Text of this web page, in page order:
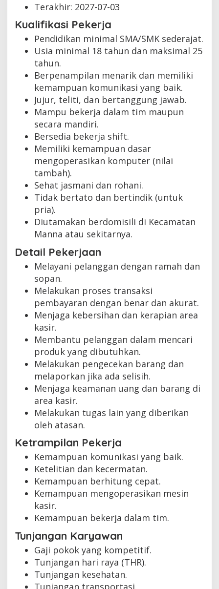
Terakhir: 2027-07-03
Kualifikasi Pekerja
Pendidikan minimal SMA/SMK sederajat.
Usia minimal 18 tahun dan maksimal 25
tahun.
Berpenampilan menarik dan memiliki
kemampuan komunikasi yang baik.
Jujur, teliti, dan bertanggung jawab.
Mampu bekerja dalam tim maupun
secara mandiri.
Bersedia bekerja shift.
Memiliki kemampuan dasar
mengoperasikan komputer (nilai
tambah).
Sehat jasmani dan rohani.
Tidak bertato dan bertindik (untuk
pria).
Diutamakan berdomisili di Kecamatan
Manna atau sekitarnya.
Detail Pekerjaan
Melayani pelanggan dengan ramah dan
sopan.
Melakukan proses transaksi
pembayaran dengan benar dan akurat.
Menjaga kebersihan dan kerapian area
kasir.
Membantu pelanggan dalam mencari
produk yang dibutuhkan.
Melakukan pengecekan barang dan
melaporkan jika ada selisih.
Menjaga keamanan uang dan barang di
area kasir.
Melakukan tugas lain yang diberikan
oleh atasan.
Ketrampilan Pekerja
Kemampuan komunikasi yang baik.
Ketelitian dan kecermatan.
Kemampuan berhitung cepat.
Kemampuan mengoperasikan mesin
kasir.
Kemampuan bekerja dalam tim.
Tunjangan Karyawan
Gaji pokok yang kompetitif.
Tunjangan hari raya (THR).
Tunjangan kesehatan.
Tunjangan transportasi.